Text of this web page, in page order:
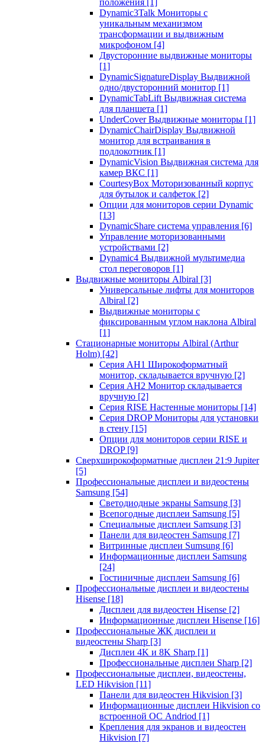
положения [1]
Dynamic3Talk Мониторы с
уникальным механизмом
трансформации и выдвижным
микрофоном [4]
Двусторонние выдвижные мониторы
[1]
DynamicSignatureDisplay Выдвижной
одно/двусторонний монитор [1]
DynamicTabLift Выдвижная система
для планшета [1]
UnderCover Выдвижные мониторы [1]
DynamicChairDisplay Выдвижной
монитор для встраивания в
подлокотник [1]
DynamicVision Выдвижная система для
камер ВКС [1]
CourtesyBox Моторизованный корпус
для бутылок и салфеток [2]
Опции для мониторов серии Dynamic
[13]
DynamicShare система управления [6]
Управление моторизованными
устройствами [2]
Dynamic4 Выдвижной мультимедиа
стол переговоров [1]
Выдвижные мониторы Albiral [3]
Универсальные лифты для мониторов
Albiral [2]
Выдвижные мониторы с
фиксированным углом наклона Albiral
[1]
Стационарные мониторы Albiral (Arthur
Holm) [42]
Серия AH1 Широкоформатный
монитор, складывается вручную [2]
Серия AH2 Монитор складывается
вручную [2]
Серия RISE Настенные мониторы [14]
Серия DROP Мониторы для установки
в стену [15]
Опции для мониторов серии RISE и
DROP [9]
Сверхширокоформатные дисплеи 21:9 Jupiter
[5]
Профессиональные дисплеи и видеостены
Samsung [54]
Светодиодные экраны Samsung [3]
Всепогодные дисплеи Samsung [5]
Специальные дисплеи Samsung [3]
Панели для видеостен Samsung [7]
Витринные дисплеи Sumsung [6]
Информационные дисплеи Samsung
[24]
Гостиничные дисплеи Samsung [6]
Профессиональные дисплеи и видеостены
Hisense [18]
Дисплеи для видеостен Hisense [2]
Информационные дисплеи Hisense [16]
Профессиональные ЖК дисплеи и
видеостены Sharp [3]
Дисплеи 4K и 8K Sharp [1]
Профессиональные дисплеи Sharp [2]
Профессиональные дисплеи, видеостены,
LED Hikvision [11]
Панели для видеостен Hikvision [3]
Информационные дисплеи Hikvision со
встроенной ОС Andriod [1]
Крепления для экранов и видеостен
Hikvision [7]